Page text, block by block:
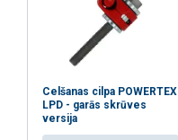
Celšanas cilpa POWERTEX
LPD - garās skrūves
versija